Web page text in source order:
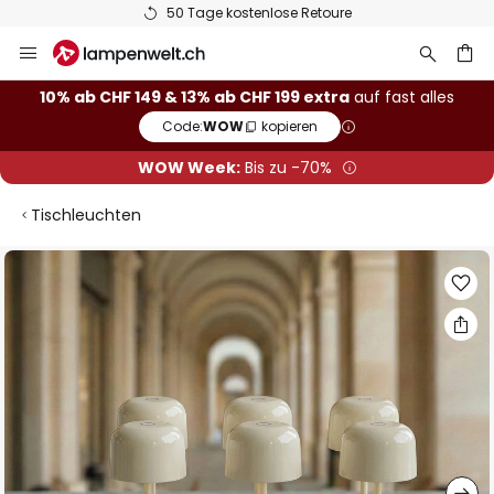
50 Tage kostenlose Retoure
Inhalt
springen
10% ab CHF 149 & 13% ab CHF 199 extra auf fast alles
Code:WOW kopieren
WOW Week:Bis zu -70%
Tischleuchten
Zum